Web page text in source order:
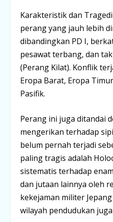
Karakteristik dan
perang yang jauh lebih
dibandingkan PD I,
pesawat terbang, dan
(Perang Kilat). Konflik
Eropa Barat, Eropa
Pasifik.
Perang ini juga ditandai
mengerikan terhadap
belum pernah terjadi
paling tragis adalah
sistematis terhadap
dan jutaan lainnya oleh
kekejaman militer
wilayah pendudukan